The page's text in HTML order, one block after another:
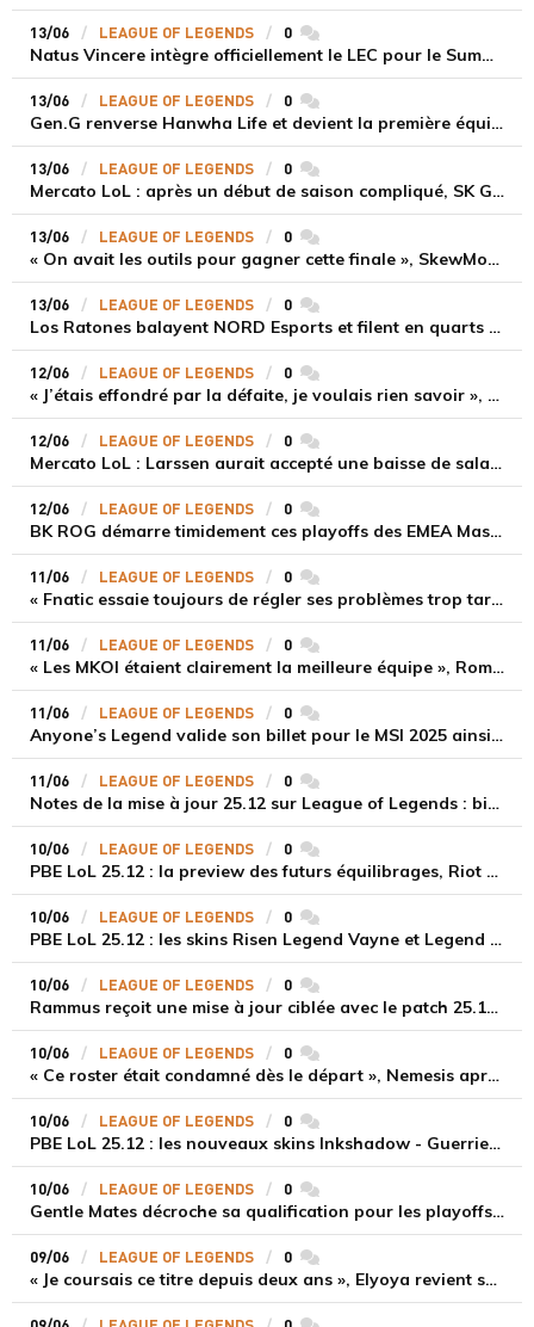
13/06 LEAGUE OF LEGENDS 0 commentaires
Natus Vincere intègre officiellement le LEC pour le Summer Split 2025
13/06 LEAGUE OF LEGENDS 0 commentaires
Gen.G renverse Hanwha Life et devient la première équipe coréenne qualifiée pour le MSI 2025
13/06 LEAGUE OF LEGENDS 0 commentaires
Mercato LoL : après un début de saison compliqué, SK Gaming envisagerait de nouveaux changements pour le Summer Split
13/06 LEAGUE OF LEGENDS 0 commentaires
« On avait les outils pour gagner cette finale », SkewMond après la défaite de G2 en finale du LEC
13/06 LEAGUE OF LEGENDS 0 commentaires
Los Ratones balayent NORD Esports et filent en quarts de finale des EMEA Masters Spring Split
12/06 LEAGUE OF LEGENDS 0 commentaires
« J’étais effondré par la défaite, je voulais rien savoir », Kameto revient sur l’échec de la Karmine Corp en LEC
12/06 LEAGUE OF LEGENDS 0 commentaires
Mercato LoL : Larssen aurait accepté une baisse de salaire pour rester avec NAVI
12/06 LEAGUE OF LEGENDS 0 commentaires
BK ROG démarre timidement ces playoffs des EMEA Masters Spring Split, mais s'impose face à StormMedia FMS
11/06 LEAGUE OF LEGENDS 0 commentaires
« Fnatic essaie toujours de régler ses problèmes trop tard » : YamatoCannon revient sur les résultats de l’équipe au LEC Spring Split
11/06 LEAGUE OF LEGENDS 0 commentaires
« Les MKOI étaient clairement la meilleure équipe », Romain Bigeard réagit après la défaite de G2 en finale du LEC Spring 2025
11/06 LEAGUE OF LEGENDS 0 commentaires
Anyone’s Legend valide son billet pour le MSI 2025 ainsi que pour le tournoi League of Legends de l'EWC
11/06 LEAGUE OF LEGENDS 0 commentaires
Notes de la mise à jour 25.12 sur League of Legends : bienvenue dans le Hall of Legends, Uzi
10/06 LEAGUE OF LEGENDS 0 commentaires
PBE LoL 25.12 : la preview des futurs équilibrages, Riot Games prépare le terrain avant le MSI
10/06 LEAGUE OF LEGENDS 0 commentaires
PBE LoL 25.12 : les skins Risen Legend Vayne et Legend Kai'Sa
10/06 LEAGUE OF LEGENDS 0 commentaires
Rammus reçoit une mise à jour ciblée avec le patch 25.12 de League of Legends
10/06 LEAGUE OF LEGENDS 0 commentaires
« Ce roster était condamné dès le départ », Nemesis après l’élimination de Fnatic
10/06 LEAGUE OF LEGENDS 0 commentaires
PBE LoL 25.12 : les nouveaux skins Inkshadow - Guerrier d'encre
10/06 LEAGUE OF LEGENDS 0 commentaires
Gentle Mates décroche sa qualification pour les playoffs des EMEA Masters Spring Split, mais peine à convaincre
09/06 LEAGUE OF LEGENDS 0 commentaires
« Je coursais ce titre depuis deux ans », Elyoya revient sur le sacre de Movistar KOI en LEC Spring 2025